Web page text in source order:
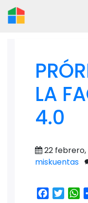
LA
4.0
22 febrero,
miskuentas
Facebook